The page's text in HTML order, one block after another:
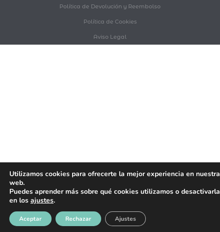
Política de Devolución y Reembolso
Política de Cookies
Aviso Legal
Utilizamos cookies para ofrecerte la mejor experiencia en nuestra
web.
Puedes aprender más sobre qué cookies utilizamos o
en los ajustes.
Aceptar Rechazar Ajustes